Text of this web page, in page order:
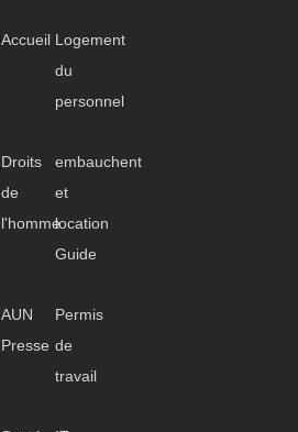
Accueil Logement
du
personnel
Droits
de
l'homme
embauchent
et
location
Guide
AUN
Presse
Permis
de
travail